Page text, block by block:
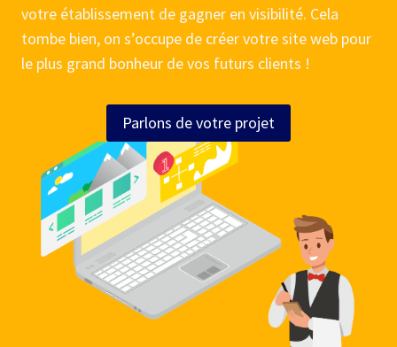
votre établissement de gagner en visibilité. Cela
tombe bien, on s’occupe de créer votre site web pour
le plus grand bonheur de vos futurs clients !
Parlons de votre projet